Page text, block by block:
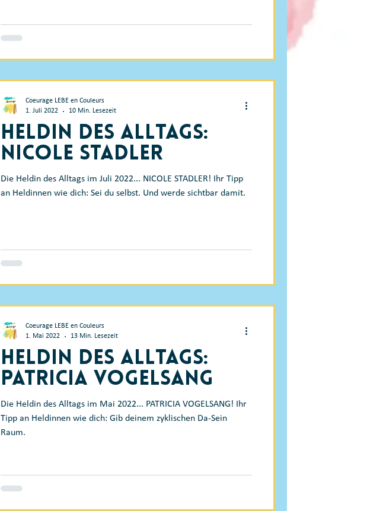
Heldin des Alltags:
Nicole Stadler
Die Heldin des Alltags im Juli 2022... NICOLE STADLER! Ihr Tipp
an Heldinnen wie dich: Sei du selbst. Und werde sichtbar damit.
Coeurage LEBE en Couleurs
1. Juli 2022
10 Min. Lesezeit
Heldin des Alltags:
Patricia Vogelsang
Die Heldin des Alltags im Mai 2022... PATRICIA VOGELSANG! Ihr
Tipp an Heldinnen wie dich: Gib deinem zyklischen Da-Sein
Raum.
Coeurage LEBE en Couleurs
1. Mai 2022
13 Min. Lesezeit